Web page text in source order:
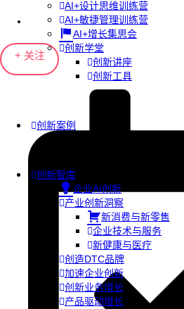
AI+设计思维训练营
AI+敏捷管理训练营
AI+增长集思会
创新学堂
创新讲座
创新工具
创新案例
创新智库
企业AI创新
产业创新洞察
新消费与新零售
企业技术与服务
新健康与医疗
创造DTC品牌
加速企业创新
创新业务增长
产品驱动增长
+ 关注